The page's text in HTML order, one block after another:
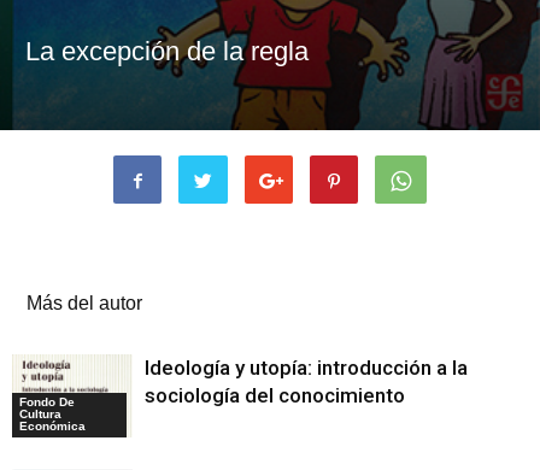
La excepción de la regla
Más del autor
Fondo De
Cultura
Económica
Ideología y utopía: introducción a la
sociología del conocimiento